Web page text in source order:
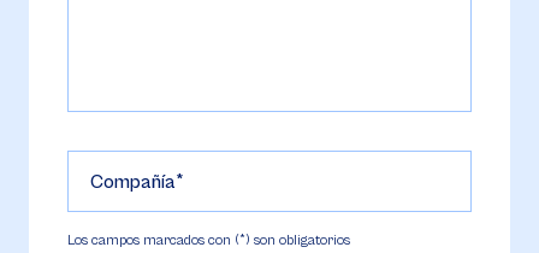
Compañía
Los campos marcados con (*) son obligatorios